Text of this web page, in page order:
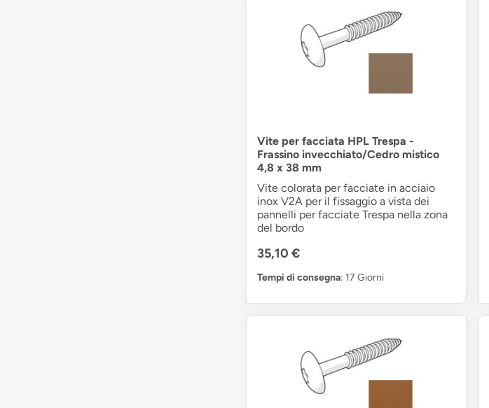
Vite per facciata HPL Trespa -
Frassino invecchiato/Cedro mistico
4,8 x 38 mm
Vite colorata per facciate in acciaio
inox V2A per il fissaggio a vista dei
pannelli per facciate Trespa nella zona
del bordo
35,10 €
Tempi di consegna: 17 Giorni